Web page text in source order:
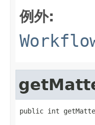
例外:
public int